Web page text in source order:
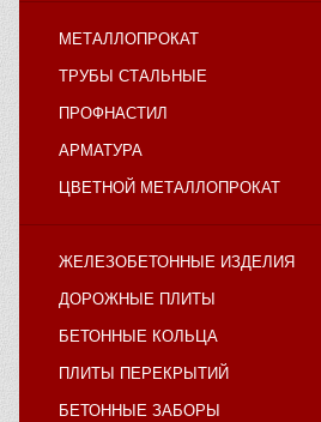
МЕТАЛЛОПРОКАТ
ТРУБЫ СТАЛЬНЫЕ
ПРОФНАСТИЛ
АРМАТУРА
ЦВЕТНОЙ МЕТАЛЛОПРОКАТ
ЖЕЛЕЗОБЕТОННЫЕ ИЗДЕЛИЯ
ДОРОЖНЫЕ ПЛИТЫ
БЕТОННЫЕ КОЛЬЦА
ПЛИТЫ ПЕРЕКРЫТИЙ
БЕТОННЫЕ ЗАБОРЫ